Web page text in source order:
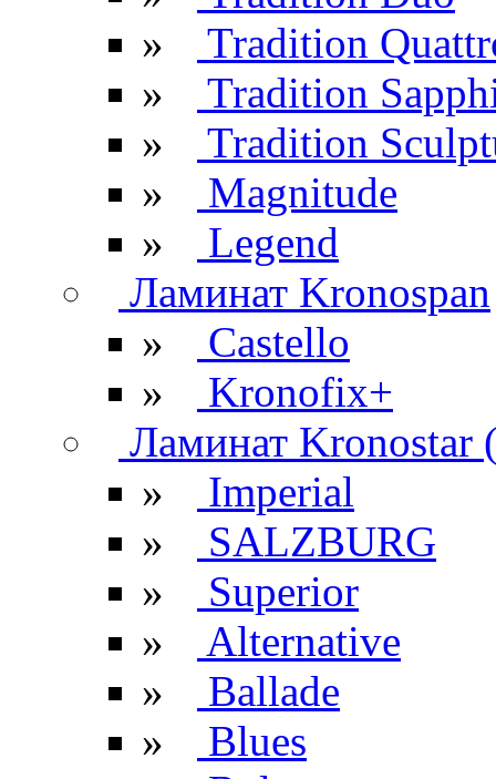
»
Tradition
»
Tradition
»
Tradition
»
Magnitude
»
Legend
Ламинат Kronospan
»
Castello
»
Kronofix+
Ламинат Kronostar
»
Imperial
»
SALZBURG
»
Superior
»
Alternative
»
Ballade
»
Blues